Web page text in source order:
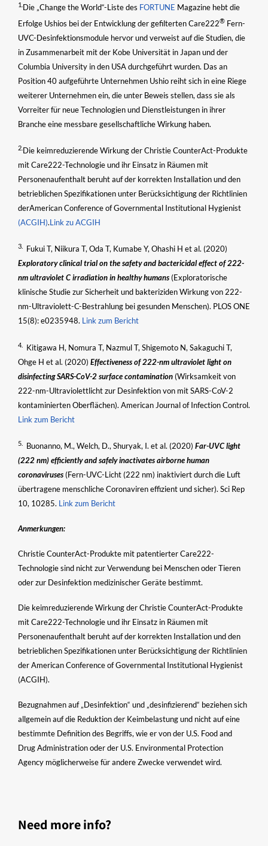
1. Die „Change the World“-Liste des FORTUNE Magazine hebt die
Erfolge Ushios bei der Entwicklung der gefilterten Care222® Fern-
UVC-Desinfektionsmodule hervor und verweist auf die Studien, die
in Zusammenarbeit mit der Kobe Universität in Japan und der
Columbia University in den USA durchgeführt wurden. Das an
Position 40 aufgeführte Unternehmen Ushio reiht sich in eine Riege
weiterer Unternehmen ein, die unter Beweis stellen, dass sie als
Vorreiter für neue Technologien und Dienstleistungen in ihrer
Branche eine messbare gesellschaftliche Wirkung haben.
2. Die keimreduzierende Wirkung der Christie CounterAct-Produkte
mit Care222-Technologie und ihr Einsatz in Räumen mit
Personenaufenthalt beruht auf der korrekten Installation und den
betrieblichen Spezifikationen unter Berücksichtigung der Richtlinien
derAmerican Conference of Governmental Institutional Hygienist
(ACGIH).Link zu ACGIH
3.
Fukui T, Niikura T, Oda T, Kumabe Y, Ohashi H et al. (2020)
Exploratory clinical trial on the safety and bactericidal effect of 222-
nm ultraviolet C irradiation in healthy humans(Exploratorische
klinische Studie zur Sicherheit und bakteriziden Wirkung von 222-
nm-Ultraviolett-C-Bestrahlung bei gesunden Menschen). PLOS ONE
15(8): e0235948. Link zum Bericht
4.
Kitigawa H, Nomura T, Nazmul T, Shigemoto N, Sakaguchi T,
Ohge H et al. (2020) Effectiveness of 222-nm ultraviolet light on
disinfecting SARS-CoV-2 surface contamination(Wirksamkeit von
222-nm-Ultraviolettlicht zur Desinfektion von mit SARS-CoV-2
kontaminierten Oberflächen). American Journal of Infection Control.
Link zum Bericht
5. Buonanno, M., Welch, D., Shuryak, I. et al. (2020) Far-UVC light
(222 nm) efficiently and safely inactivates airborne human
coronaviruses(Fern-UVC-Licht (222 nm) inaktiviert durch die Luft
übertragene menschliche Coronaviren effizient und sicher). Sci Rep
10, 10285. Link zum Bericht
Anmerkungen:
Christie CounterAct-Produkte mit patentierter Care222-
Technologie sind nicht zur Verwendung bei Menschen oder Tieren
oder zur Desinfektion medizinischer Geräte bestimmt.
Die keimreduzierende Wirkung der Christie CounterAct-Produkte
mit Care222-Technologie und ihr Einsatz in Räumen mit
Personenaufenthalt beruht auf der korrekten Installation und den
betrieblichen Spezifikationen unter Berücksichtigung der Richtlinien
der American Conference of Governmental Institutional Hygienist
(ACGIH).
Bezugnahmen auf „Desinfektion“ und „desinfizierend“ beziehen sich
allgemein auf die Reduktion der Keimbelastung und nicht auf eine
bestimmte Definition des Begriffs, wie er von der U.S. Food and
Drug Administration oder der U.S. Environmental Protection
Agency möglicherweise für andere Zwecke verwendet wird.
Need more info?